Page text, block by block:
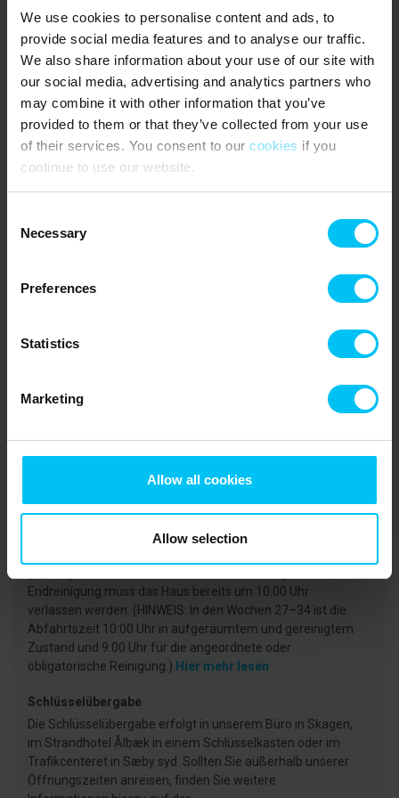
We use cookies to personalise content and ads, to
provide social media features and to analyse our traffic.
We also share information about your use of our site with
our social media, advertising and analytics partners who
may combine it with other information that you’ve
provided to them or that they’ve collected from your use
of their services. You consent to our cookies if you
continue to use our website.
Selection
Necessary
Preferences
Statistics
Marketing
Allow all cookies
Allow selection
besuchen oder einen Ausflug zum Nordsee-Ozeanarium in
Hirtshals unternehmen, wo zahlreiche Meeresbewohner und
verspielte Robben zu sehen sind. Auch das Adlerreservat in
Tversted ist einen Besuch wert.
Das sagen andere Urlauber
4,0 • 2 Bewertungen
Haus
Grundstück
Bereich
Mietinformationen
Toppen af Danmark
Die Anreise/Check In kann frühestens ab 15:00 Uhr
erfolgen (in den KW 27-35 ab 16:00 Uhr).
Abfahrt
Wir bitten darum, das Ferienhaus und das Grundstück am
Endreinigung muss das Haus bereits um 10.00 Uhr
verlassen werden. (HINWEIS: In den Wochen 27–34 ist die
Abfahrtszeit 10:00 Uhr in aufgeräumtem und gereinigtem
Zustand und 9:00 Uhr für die angeordnete oder
obligatorische Reinigung.) Hier mehr lesen
Schlüsselübergabe
Die Schlüsselübergabe erfolgt in unserem Büro in Skagen,
im Strandhotel Ålbæk in einem Schlüsselkasten oder im
Trafikcenteret in Sæby syd. Sollten Sie außerhalb unserer
Öffnungszeiten anreisen, finden Sie weitere